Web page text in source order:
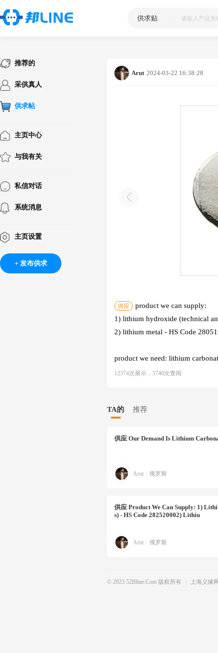
供求贴
推荐的
采供真人
供求帖
主页中心
与我有关
私信对话
系统消息
主页设置
发布供求
Arut 2024-03-22 16:38:28
供应
product we can supply:
1) lithium hydroxide (technical
2) lithium metal - HS Code
product we need: lithium
12374次展示，3740次查阅
TA的 推荐
供应 Our Demand Is Lithium
Arut 俄罗斯
供应 Product We Can Supply: 1)
S) - HS Code 282520002) Lithiu
Arut 俄罗斯
© 2023 52Bline.com 版权所有 上海义缘